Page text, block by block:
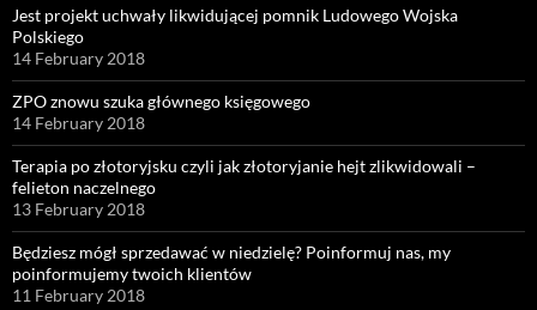
Jest projekt uchwały likwidującej pomnik Ludowego Wojska
Polskiego
14 February 2018
ZPO znowu szuka głównego księgowego
14 February 2018
Terapia po złotoryjsku czyli jak złotoryjanie hejt zlikwidowali –
felieton naczelnego
13 February 2018
Będziesz mógł sprzedawać w niedzielę? Poinformuj nas, my
poinformujemy twoich klientów
11 February 2018